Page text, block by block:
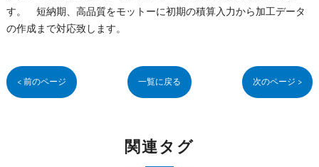
す。 短納期、高品質をモットーに初期の積算入力から加工データ
の作成まで対応致します。
< 前のページ 一覧に戻る 次のページ >
関連タグ